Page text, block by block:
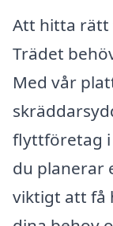
Att hitta rätt
Trädet
Med vår
flyttföretag i
du planerar
viktigt att få